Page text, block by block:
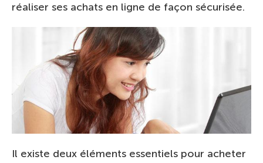
réaliser ses achats en ligne de façon sécurisée.
Il existe deux éléments essentiels pour acheter